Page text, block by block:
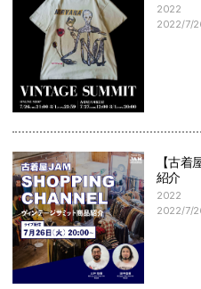
2022
2022/7/
【古
紹介
2022
2022/7/